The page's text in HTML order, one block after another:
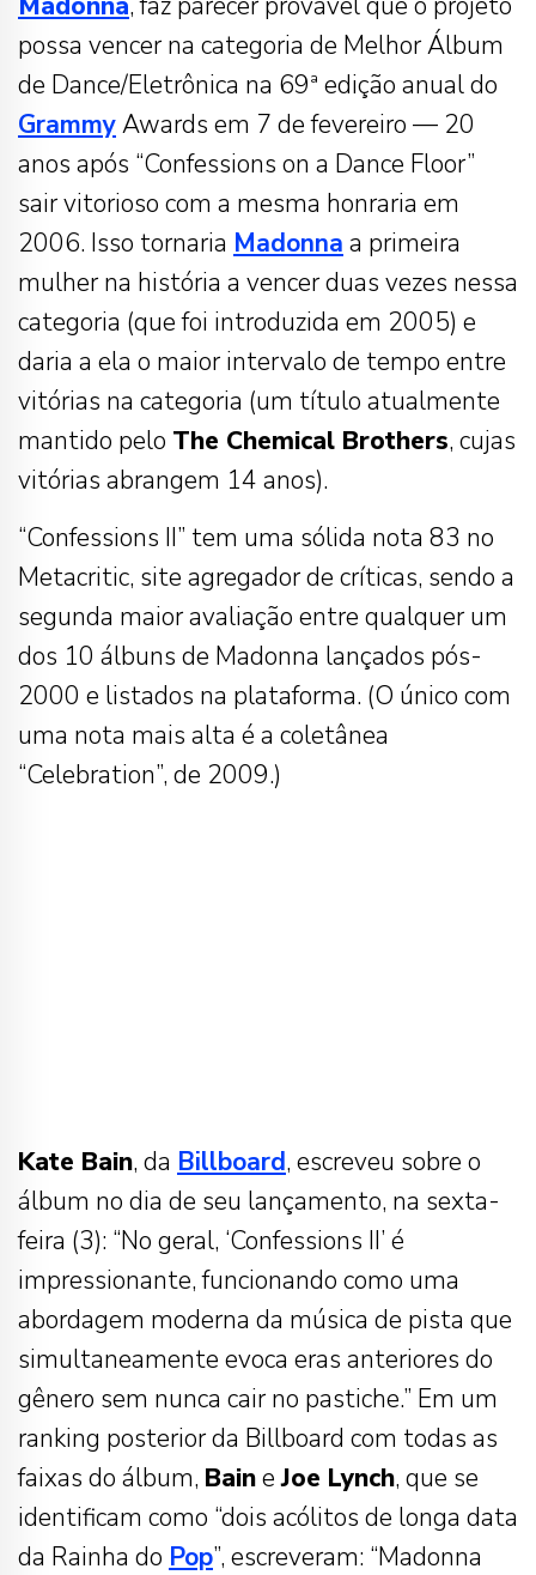
possa vencer na categoria de Melhor Álbum
de Dance/Eletrônica na 69ª edição anual do
GrammyAwards em 7 de fevereiro — 20
anos após “Confessions on a Dance Floor”
sair vitorioso com a mesma honraria em
2006. Isso tornaria Madonna a primeira
mulher na história a vencer duas vezes nessa
categoria (que foi introduzida em 2005) e
daria a ela o maior intervalo de tempo entre
vitórias na categoria (um título atualmente
mantido pelo The Chemical Brothers, cujas
vitórias abrangem 14 anos).
“Confessions II” tem uma sólida nota 83 no
Metacritic, site agregador de críticas, sendo a
segunda maior avaliação entre qualquer um
dos 10 álbuns de Madonna lançados pós-
2000 e listados na plataforma. (O único com
uma nota mais alta é a coletânea
“Celebration”, de 2009.)
Kate Bain, da Billboard, escreveu sobre o
álbum no dia de seu lançamento, na sexta-
feira (3): “No geral, ‘Confessions II’ é
impressionante, funcionando como uma
abordagem moderna da música de pista que
simultaneamente evoca eras anteriores do
gênero sem nunca cair no pastiche.” Em um
ranking posterior da Billboard com todas as
faixas do álbum, BaineJoe Lynch, que se
identificam como “dois acólitos de longa data
da Rainha do Pop”, escreveram: “Madonna